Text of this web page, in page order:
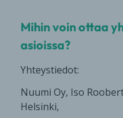
Mihin voin ottaa
asioissa?
Yhteystiedot:
Nuumi Oy, Iso
Helsinki,